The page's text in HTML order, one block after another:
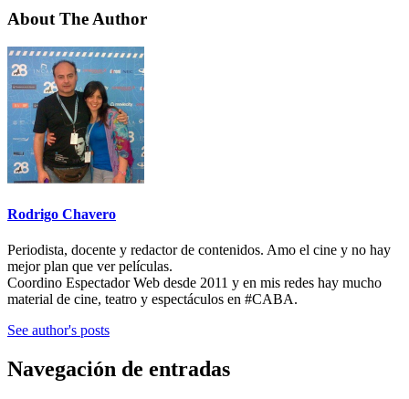
About The Author
Rodrigo Chavero
Periodista, docente y redactor de contenidos. Amo el cine y no hay
mejor plan que ver películas.
Coordino Espectador Web desde 2011 y en mis redes hay mucho
material de cine, teatro y espectáculos en #CABA.
See author's posts
Navegación de entradas